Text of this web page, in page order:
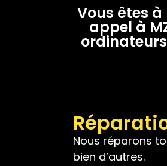
Vous êtes
appel à
Nous réparons
bien d’autres.